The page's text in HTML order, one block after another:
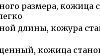
размера, кожица
длины, кожура
кожица